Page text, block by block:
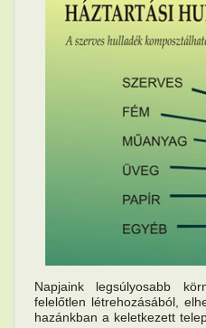
Napjaink legsúlyosabb
felelőtlen létrehozásából,
hazánkban a keletkezett